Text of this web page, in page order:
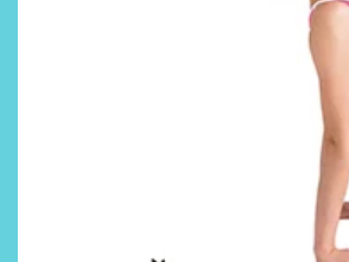
¿Qué revelan
de Alexia
sobre la
objeto-artista?